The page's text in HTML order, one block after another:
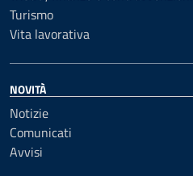
Turismo
Vita lavorativa
NOVITÀ
Notizie
Comunicati
Avvisi